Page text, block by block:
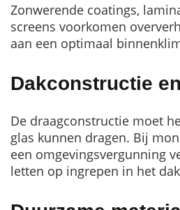
Zonwerende coatings,
screens voorkomen
aan een optimaal
Dakconstructie
De draagconstructie moet
glas kunnen dragen. Bij
een omgevingsvergunning
letten op ingrepen in het